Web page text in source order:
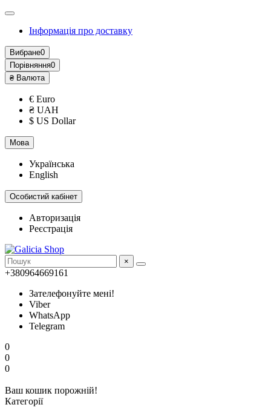
Інформація про доставку
Вибране0
Порівняння0
₴ Валюта
€ Euro
₴ UAH
$ US Dollar
Мова
Українська
English
Особистий кабінет
Авторизація
Реєстрація
×
+380964669161
Зателефонуйте мені!
Viber
WhatsApp
Telegram
0
0
0
Ваш кошик порожній!
Категорії